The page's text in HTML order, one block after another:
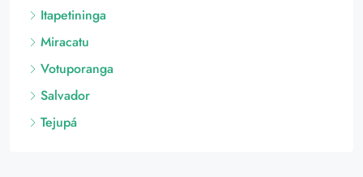
Itapetininga
Miracatu
Votuporanga
Salvador
Tejupá